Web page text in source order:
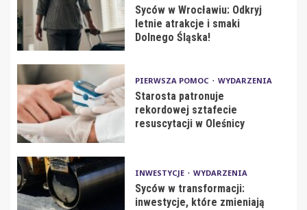
Syców w Wrocławiu: Odkryj
letnie atrakcje i smaki
Dolnego Śląska!
PIERWSZA POMOC WYDARZENIA
Starosta patronuje
rekordowej sztafecie
resuscytacji w Oleśnicy
INWESTYCJE WYDARZENIA
Syców w transformacji:
inwestycje, które zmieniają